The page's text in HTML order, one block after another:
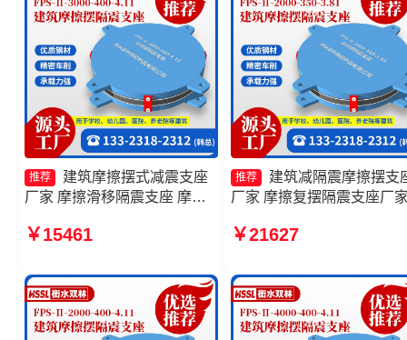
推荐
建筑摩擦摆式减震支座
厂家 摩擦滑移隔震支座 摩擦
3.48厂家 摩擦摆隔震支座
￥15461
推荐
建筑减隔震摩擦摆支
厂家 摩擦复摆隔震支座厂
400-4.11生产厂家 摩擦摆
产厂家
￥21627